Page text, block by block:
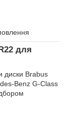
для
диски Brabus
Benz G-Class